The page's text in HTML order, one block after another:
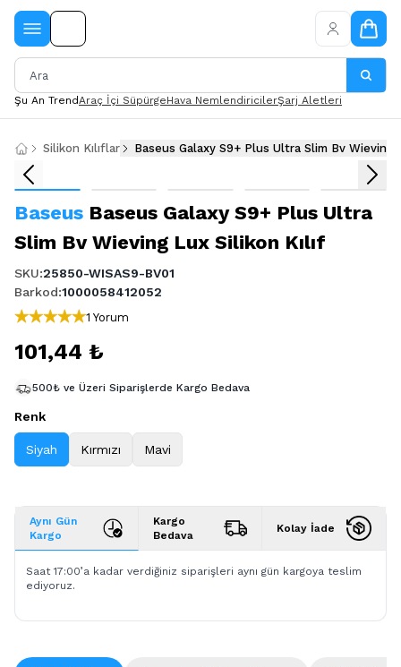
Şu An TrendAraç İçi SüpürgeHava NemlendiricilerŞarj Aletleri
Silikon Kılıflar Baseus Galaxy S9+ Plus Ultra Slim Bv Wieving
Baseus Baseus Galaxy S9+ Plus Ultra
Slim Bv Wieving Lux Silikon Kılıf
SKU:25850-WISAS9-BV01
Barkod:1000058412052
1 Yorum
101,44 ₺
500₺ ve Üzeri Siparişlerde Kargo Bedava
Renk
Siyah Kırmızı Mavi
Aynı Gün
Kargo
Kargo
Bedava
Kolay İade
Saat 17:00’a kadar verdiğiniz siparişleri aynı gün kargoya teslim
ediyoruz.